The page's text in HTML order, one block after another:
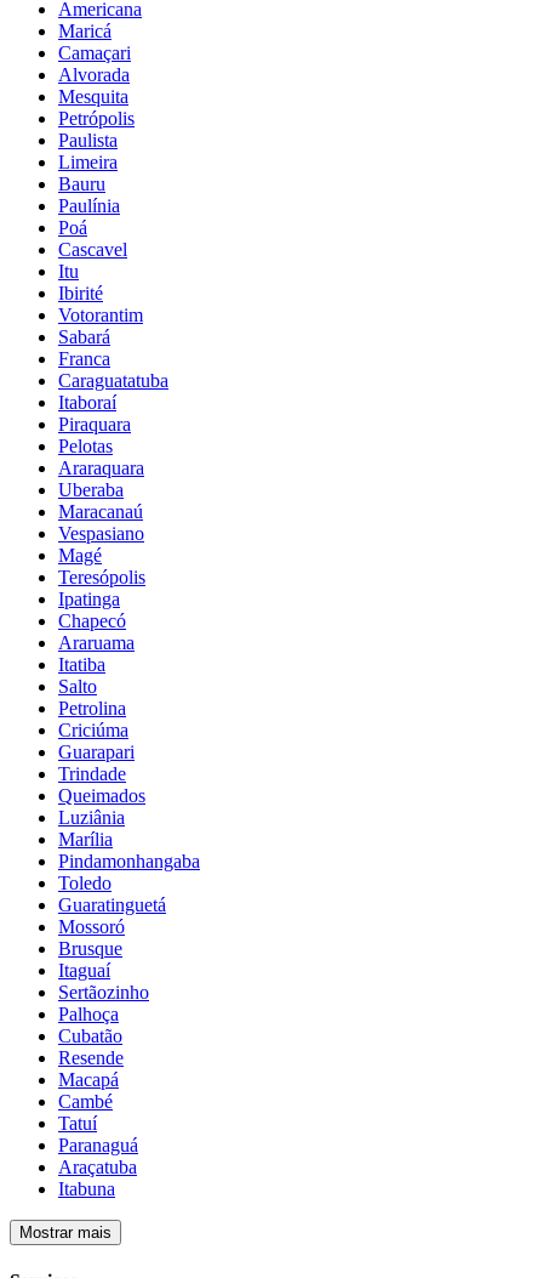
Americana
Maricá
Camaçari
Alvorada
Mesquita
Petrópolis
Paulista
Limeira
Bauru
Paulínia
Poá
Cascavel
Itu
Ibirité
Votorantim
Sabará
Franca
Caraguatatuba
Itaboraí
Piraquara
Pelotas
Araraquara
Uberaba
Maracanaú
Vespasiano
Magé
Teresópolis
Ipatinga
Chapecó
Araruama
Itatiba
Salto
Petrolina
Criciúma
Guarapari
Trindade
Queimados
Luziânia
Marília
Pindamonhangaba
Toledo
Guaratinguetá
Mossoró
Brusque
Itaguaí
Sertãozinho
Palhoça
Cubatão
Resende
Macapá
Cambé
Tatuí
Paranaguá
Araçatuba
Itabuna
Mostrar mais